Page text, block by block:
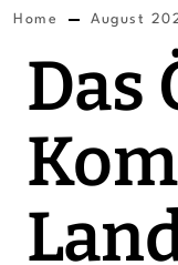
Home August
Das